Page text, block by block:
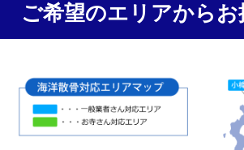
ご希望のエリアから